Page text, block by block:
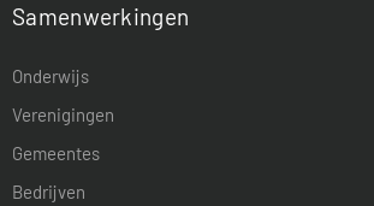
Samenwerkingen
Onderwijs
Verenigingen
Gemeentes
Bedrijven